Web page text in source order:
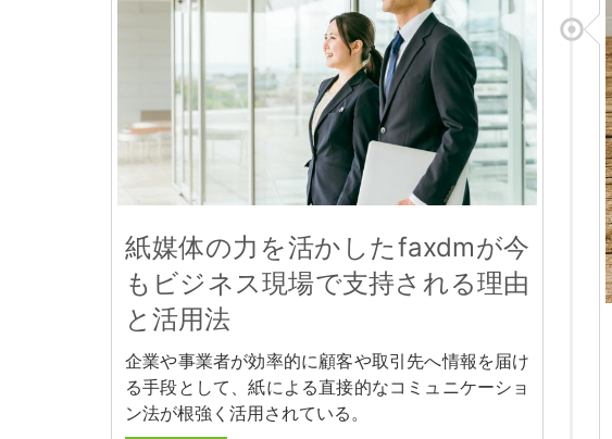
紙媒体の力を活かしたfaxdmが今
もビジネス現場で支持される理由
と活用法
企業や事業者が効率的に顧客や取引先へ情報を届け
る手段として、紙による直接的なコミュニケーショ
ン法が根強く活用されている。